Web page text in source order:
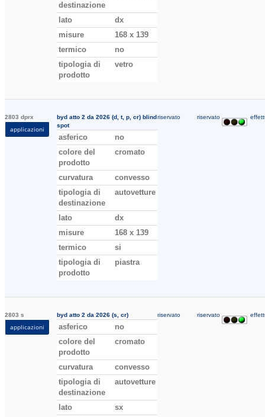
destinazione
lato
dx
misure
168 x 139
termico
no
tipologia di
prodotto
vetro
2803 dprx
applicazioni
byd atto 2 da 2026 (d, t, p, cr) blind
spot
asferico
no
colore del
prodotto
cromato
curvatura
convesso
tipologia di
destinazione
autovetture
lato
dx
misure
168 x 139
termico
si
tipologia di
prodotto
piastra
riservato riservato
2803 s
applicazioni
byd atto 2 da 2026 (s, cr)
asferico
no
colore del
prodotto
cromato
curvatura
convesso
tipologia di
destinazione
autovetture
lato
sx
riservato riservato